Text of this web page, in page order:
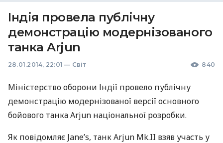
Індія провела публічну
демонстрацію модернізованого
танка Arjun
28.01.2014, 22:01 — Світ 840
Міністерство оборони Індії провело публічну
демонстрацію модернізованої версії основного
бойового танка Arjun національної розробки.
Як повідомляє Jane’s, танк Arjun Mk.II взяв участь у